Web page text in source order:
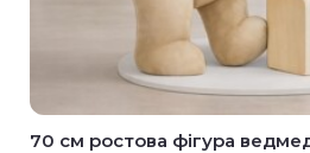
70 см ростова фігура